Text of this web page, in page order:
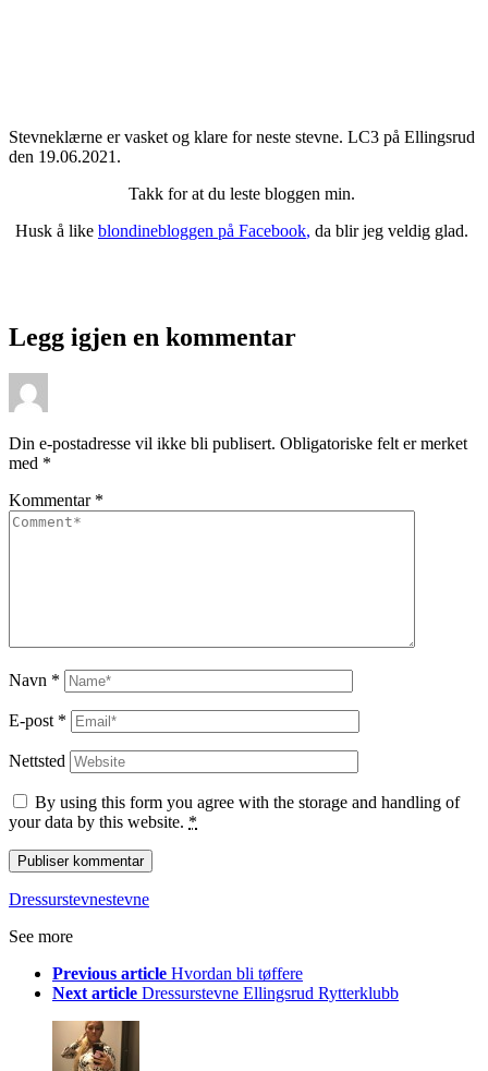
Stevneklærne er vasket og klare for neste stevne. LC3 på Ellingsrud
den 19.06.2021.
Takk for at du leste bloggen min.
Husk å like blondinebloggen på Facebook, da blir jeg veldig glad.
Legg igjen en kommentar
Din e-postadresse vil ikke bli publisert. Obligatoriske felt er merket
med *
Kommentar *
Navn *
E-post *
Nettsted
By using this form you agree with the storage and handling of
your data by this website. *
Dressurstevnestevne
See more
Previous article Hvordan bli tøffere
Next article Dressurstevne Ellingsrud Rytterklubb